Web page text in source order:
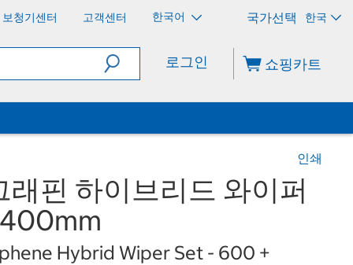
보청기센터 고객센터 한국어 한국
로그인 쇼핑카트
인쇄
래핀 하이브리드 와이퍼
Hybrid Wiper Set - 600 +